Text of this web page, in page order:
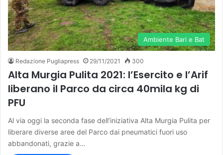
Ambiente Bari e Bat
Redazione Pugliapress 29/11/2021 300
Alta Murgia Pulita 2021: l’Esercito e l’Arif
liberano il Parco da circa 40mila kg di
PFU
Al via oggi la seconda fase dell’iniziativa Alta Murgia Pulita per
liberare diverse aree del Parco dai pneumatici fuori uso
abbandonati, grazie a…